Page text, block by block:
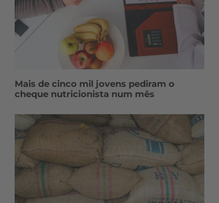
Mais de cinco mil jovens pediram o
cheque nutricionista num mês